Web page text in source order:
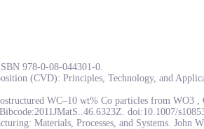
978-0-08-044301-0.
(CVD): Principles, Technology, and
WC–10 wt% Co particles from WO3 ,
doi:10.1007/
Materials, Processes, and Systems. John